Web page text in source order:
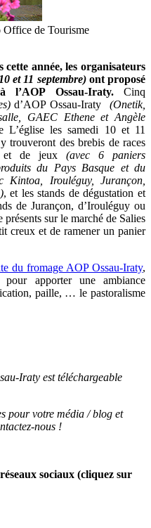
Office de Tourisme
année, les organisateurs
et 11 septembre) ont proposé
Ossau-Iraty.Cinq
d’AOP Ossau-Iraty(Onetik,
GAEC Ethene et Angèle
L’église les samedi 10 et 11
trouveront des brebis de races
et de jeux (avec 6 paniers
du Pays Basque et du
Kintoa, Irouléguy, Jurançon,
, et les stands de dégustation et
de Jurançon, d’Irouléguy ou
sur le marché de Salies
creux et de ramener un panier
du fromage AOP Ossau-Iraty,
apporter une ambiance
paille, … le pastoralisme
Iraty est téléchargeable
pour votre média / blog et
nous !
sociaux (cliquez sur